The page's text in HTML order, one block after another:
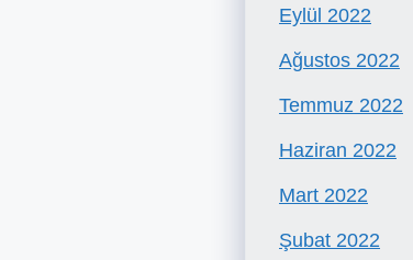
Eylül 2022
Ağustos 2022
Temmuz 2022
Haziran 2022
Mart 2022
Şubat 2022